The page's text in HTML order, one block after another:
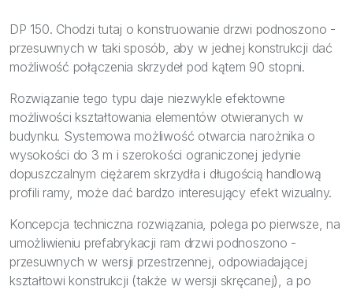
Inspiracje
DP 150. Chodzi tutaj o konstruowanie drzwi podnoszono -
przesuwnych w taki sposób, aby w jednej konstrukcji dać
możliwość połączenia skrzydeł pod kątem 90 stopni.
Rozwiązanie tego typu daje niezwykle efektowne
możliwości kształtowania elementów otwieranych w
budynku. Systemowa możliwość otwarcia narożnika o
wysokości do 3 m i szerokości ograniczonej jedynie
dopuszczalnym ciężarem skrzydła i długością handlową
profili ramy, może dać bardzo interesujący efekt wizualny.
Koncepcja techniczna rozwiązania, polega po pierwsze, na
umożliwieniu prefabrykacji ram drzwi podnoszono -
przesuwnych w wersji przestrzennej, odpowiadającej
kształtowi konstrukcji (także w wersji skręcanej), a po